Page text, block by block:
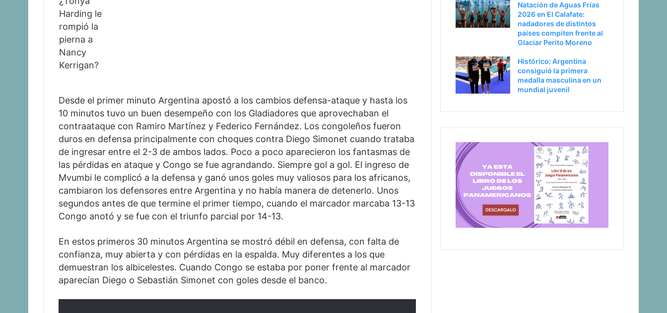
Desde el primer minuto Argentina apostó a los cambios defensa-ataque y hasta los
10 minutos tuvo un buen desempeño con los Gladiadores que aprovechaban el
contraataque con Ramiro Martínez y Federico Fernández. Los congoleños fueron
duros en defensa principalmente con choques contra Diego Simonet cuando trataba
de ingresar entre el 2-3 de ambos lados. Poco a poco aparecieron los fantasmas de
las pérdidas en ataque y Congo se fue agrandando. Siempre gol a gol. El ingreso de
Mvumbi le complicó a la defensa y ganó unos goles muy valiosos para los africanos,
cambiaron los defensores entre Argentina y no había manera de detenerlo. Unos
segundos antes de que termine el primer tiempo, cuando el marcador marcaba 13-13
Congo anotó y se fue con el triunfo parcial por 14-13.
En estos primeros 30 minutos Argentina se mostró débil en defensa, con falta de
confianza, muy abierta y con pérdidas en la espalda. Muy diferentes a los que
demuestran los albicelestes. Cuando Congo se estaba por poner frente al marcador
aparecían Diego o Sebastián Simonet con goles desde el banco.
Natación de Aguas Frías
2026 en El Calafate:
nadadores de distintos
países compiten frente al
Glaciar Perito Moreno
Histórico: Argentina
consiguió la primera
medalla masculina en un
mundial juvenil